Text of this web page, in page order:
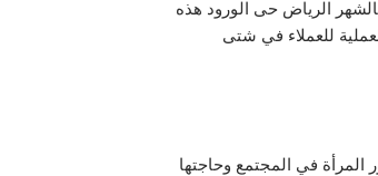
الرياض حى الورود هذه
للعملاء في شتى
المرأة في المجتمع وحاجتها